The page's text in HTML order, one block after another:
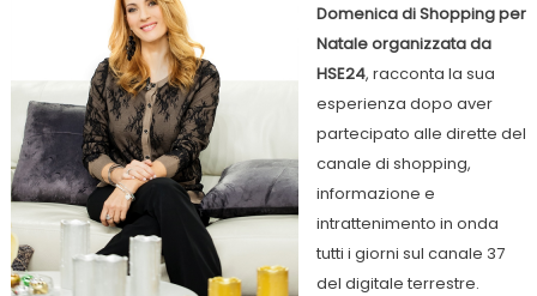
Miconi,
madrina
del
canale
HSE24
Domenica di Shopping per
Natale organizzata da
HSE24, racconta la sua
esperienza dopo aver
partecipato alle dirette del
canale di shopping,
informazione e
intrattenimento in onda
tutti i giorni sul canale 37
del digitale terrestre.